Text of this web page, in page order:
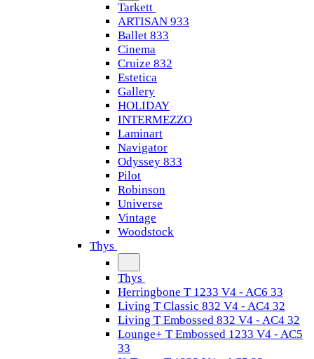
Tarkett
ARTISAN 933
Ballet 833
Cinema
Cruize 832
Estetica
Gallery
HOLIDAY
INTERMEZZO
Laminart
Navigator
Odyssey 833
Pilot
Robinson
Universe
Vintage
Woodstock
Thys
Thys
Herringbone T 1233 V4 - AC6 33
Living T Classic 832 V4 - AC4 32
Living T Embossed 832 V4 - AC4 32
Lounge+ T Embossed 1233 V4 - AC5
33